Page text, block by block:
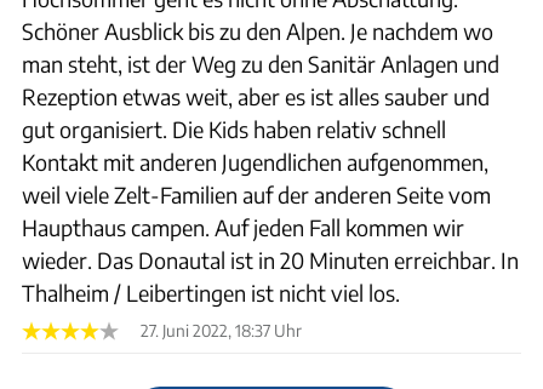
Schöner Ausblick bis zu den Alpen. Je nachdem wo
man steht, ist der Weg zu den Sanitär Anlagen und
Rezeption etwas weit, aber es ist alles sauber und
gut organisiert. Die Kids haben relativ schnell
Kontakt mit anderen Jugendlichen aufgenommen,
weil viele Zelt-Familien auf der anderen Seite vom
Haupthaus campen. Auf jeden Fall kommen wir
wieder. Das Donautal ist in 20 Minuten erreichbar. In
Thalheim / Leibertingen ist nicht viel los.
27. Juni 2022, 18:37 Uhr